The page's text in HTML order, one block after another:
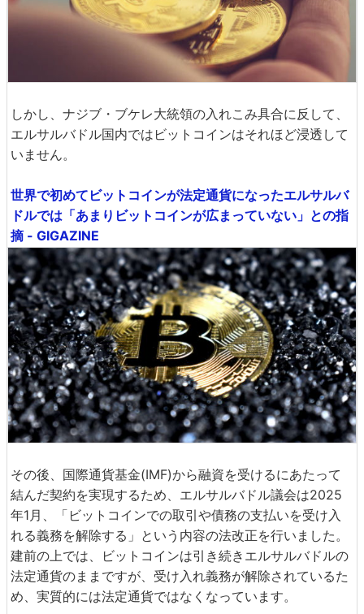
しかし、ナジブ・ブケレ大統領の入れこみ具合に反して、
エルサルバドル国内ではビットコインはそれほど浸透して
いません。
世界で初めてビットコインが法定通貨になったエルサルバ
ドルでは「あまりビットコインが広まっていない」との指
摘 - GIGAZINE
その後、国際通貨基金(IMF)から融資を受けるにあたって
結んだ契約を実現するため、エルサルバドル議会は2025
年1月、「ビットコインでの取引や債務の支払いを受け入
れる義務を解除する」という内容の法改正を行いました。
建前の上では、ビットコインは引き続きエルサルバドルの
法定通貨のままですが、受け入れ義務が解除されているた
め、実質的には法定通貨ではなくなっています。